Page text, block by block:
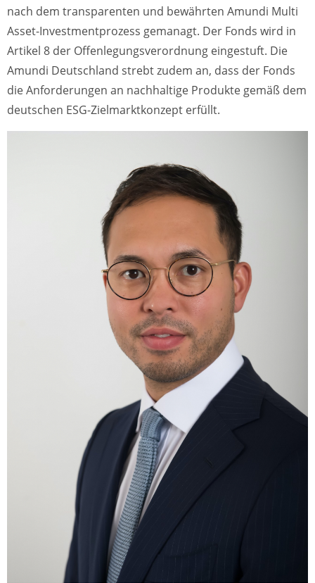
nach dem transparenten und bewährten Amundi Multi
Asset-Investmentprozess gemanagt. Der Fonds wird in
Artikel 8 der Offenlegungsverordnung eingestuft. Die
Amundi Deutschland strebt zudem an, dass der Fonds
die Anforderungen an nachhaltige Produkte gemäß dem
deutschen ESG-Zielmarktkonzept erfüllt.